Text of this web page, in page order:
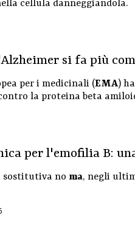
cellula danneggiandola.
si fa più
per i medicinali (EMA)
la proteina beta
per l'emofilia B:
sostitutiva no ma, negli